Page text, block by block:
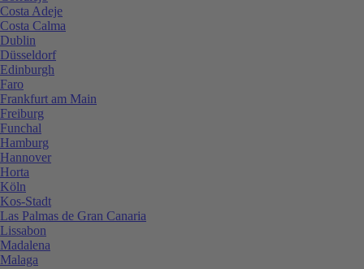
Costa Adeje
Costa Calma
Dublin
Düsseldorf
Edinburgh
Faro
Frankfurt am Main
Freiburg
Funchal
Hamburg
Hannover
Horta
Köln
Kos-Stadt
Las Palmas de Gran Canaria
Lissabon
Madalena
Malaga